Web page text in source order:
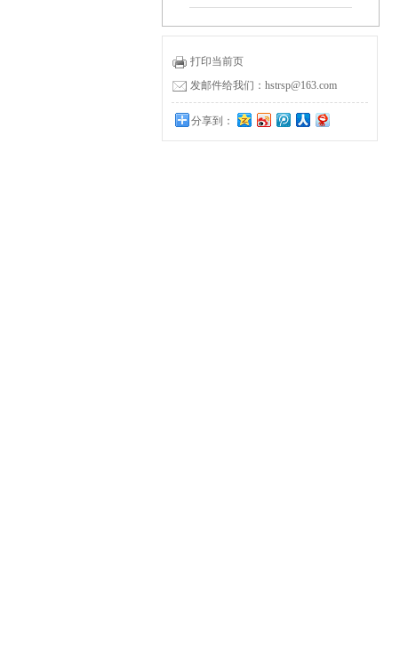
打印当前页
发邮件给我们：hstrsp@163.com
分享到：
0